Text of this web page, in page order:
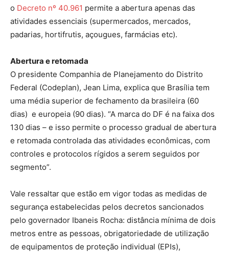
o Decreto nº 40.961 permite a abertura apenas das
atividades essenciais (supermercados, mercados,
padarias, hortifrutis, açougues, farmácias etc).
Abertura e retomada
O presidente Companhia de Planejamento do Distrito
Federal (Codeplan), Jean Lima, explica que Brasília tem
uma média superior de fechamento da brasileira (60
dias) e europeia (90 dias). “A marca do DF é na faixa dos
130 dias – e isso permite o processo gradual de abertura
e retomada controlada das atividades econômicas, com
controles e protocolos rígidos a serem seguidos por
segmento”.
Vale ressaltar que estão em vigor todas as medidas de
segurança estabelecidas pelos decretos sancionados
pelo governador Ibaneis Rocha: distância mínima de dois
metros entre as pessoas, obrigatoriedade de utilização
de equipamentos de proteção individual (EPIs),